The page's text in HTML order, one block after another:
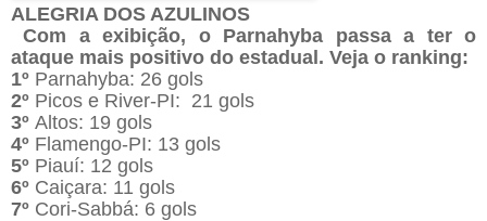
ALEGRIA DOS AZULINOS
Com a exibição, o Parnahyba passa a ter o
ataque mais positivo do estadual. Veja o ranking:
1º Parnahyba: 26 gols
2º Picos e River-PI: 21 gols
3º Altos: 19 gols
4º Flamengo-PI: 13 gols
5º Piauí: 12 gols
6º Caiçara: 11 gols
7º Cori-Sabbá: 6 gols